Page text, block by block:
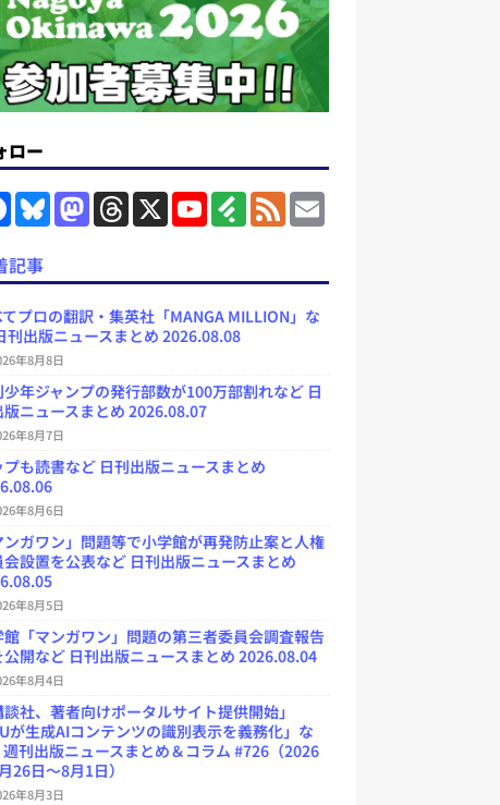
ロー
F
a
e
b
o
o
k
B
l
k
y
M
a
d
o
n
T
h
d
s
X
Y
o
b
e
C
h
n
e
F
e
y
F
e
E
m
記事
てプロの翻訳・集英社「MANGA MILLION」な
刊出版ニュースまとめ 2026.08.08
年8月8日
少年ジャンプの発行部数が100万部割れなど 日
版ニュースまとめ 2026.08.07
年8月7日
プも読書など 日刊出版ニュースまとめ
年8月6日
ンガワン」問題等で小学館が再発防止案と人権
会設置を公表など 日刊出版ニュースまとめ
年8月5日
館「マンガワン」問題の第三者委員会調査報告
公開など 日刊出版ニュースまとめ 2026.08.04
年8月4日
談社、著者向けポータルサイト提供開始」
が生成AIコンテンツの識別表示を義務化」な
週刊出版ニュースまとめ＆コラム #726（2026
26日～8月1日）
年8月3日